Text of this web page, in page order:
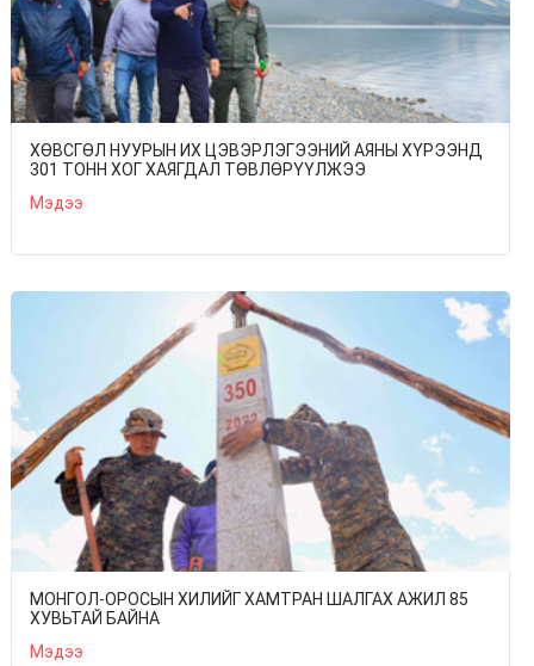
ХӨВСГӨЛ НУУРЫН ИХ ЦЭВЭРЛЭГЭЭНИЙ АЯНЫ ХҮРЭЭНД
301 ТОНН ХОГ ХАЯГДАЛ ТӨВЛӨРҮҮЛЖЭЭ
Мэдээ
МОНГОЛ-ОРОСЫН ХИЛИЙГ ХАМТРАН ШАЛГАХ АЖИЛ 85
ХУВЬТАЙ БАЙНА
Мэдээ